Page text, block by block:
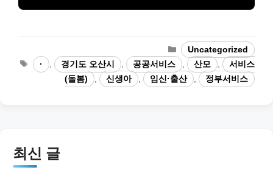
Categories
Uncategorized
Tags
· 경기도 오산시 공공서비스 산모
서비스
(돌봄)
신생아 임신·출산 정부서비스
최신 글